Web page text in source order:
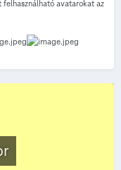
avatarokat az